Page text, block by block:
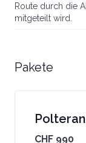
Route durch die
mitgeteilt wird.
Pakete
CHF 990